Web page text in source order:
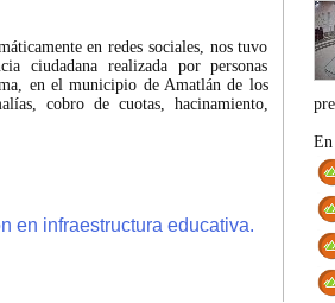
en redes sociales, nos tuvo
ciudadana realizada por personas
en el municipio de Amatlán de los
cobro de cuotas, hacinamiento,
en infraestructura educativa.
En